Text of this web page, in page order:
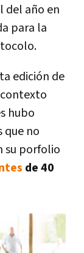
del año en
para la
edición de
hubo
que no
su porfolio
de 40